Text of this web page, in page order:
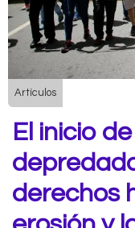
Artículos
El inicio
derechos